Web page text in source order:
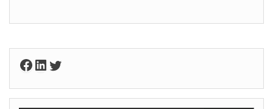
Facebook
LinkedIn
Twitter